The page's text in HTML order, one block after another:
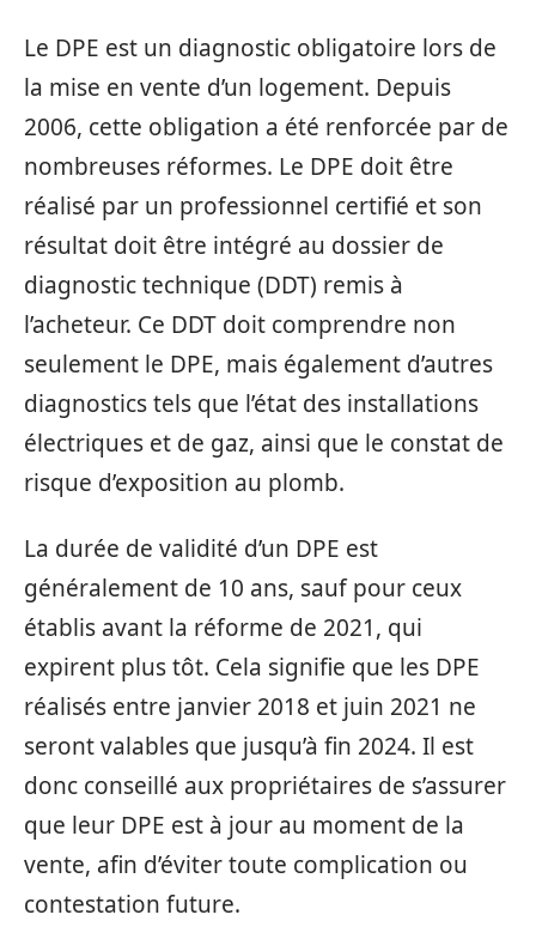
Le DPE est un diagnostic obligatoire lors de
la mise en vente d’un logement. Depuis
2006, cette obligation a été renforcée par de
nombreuses réformes. Le DPE doit être
réalisé par un professionnel certifié et son
résultat doit être intégré au dossier de
diagnostic technique (DDT) remis à
l’acheteur. Ce DDT doit comprendre non
seulement le DPE, mais également d’autres
diagnostics tels que l’état des installations
électriques et de gaz, ainsi que le constat de
risque d’exposition au plomb.
La durée de validité d’un DPE est
généralement de 10 ans, sauf pour ceux
établis avant la réforme de 2021, qui
expirent plus tôt. Cela signifie que les DPE
réalisés entre janvier 2018 et juin 2021 ne
seront valables que jusqu’à fin 2024. Il est
donc conseillé aux propriétaires de s’assurer
que leur DPE est à jour au moment de la
vente, afin d’éviter toute complication ou
contestation future.